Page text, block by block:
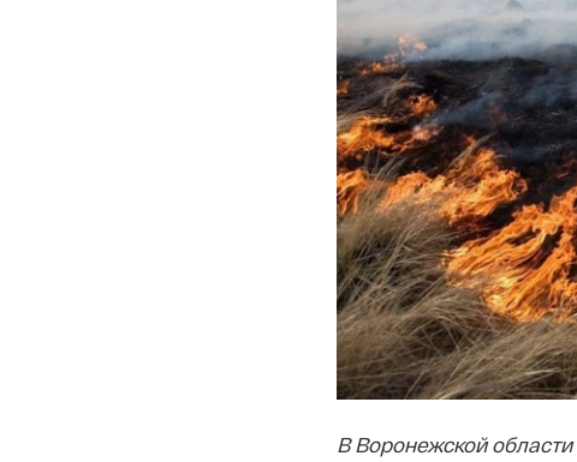
В Воронежской области